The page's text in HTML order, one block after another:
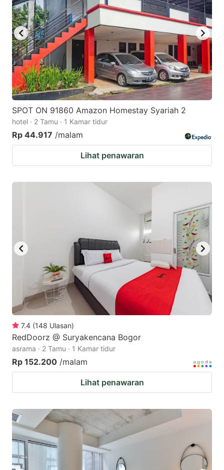
SPOT ON 91860 Amazon Homestay Syariah 2
hotel · 2 Tamu · 1 Kamar tidur
Rp 44.917 /malam
Lihat penawaran
7.4 (148 Ulasan)
RedDoorz @ Suryakencana Bogor
asrama · 2 Tamu · 1 Kamar tidur
Rp 152.200 /malam
Lihat penawaran